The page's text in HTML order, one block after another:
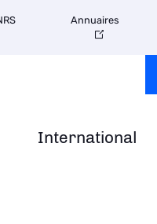
International
Annuaires